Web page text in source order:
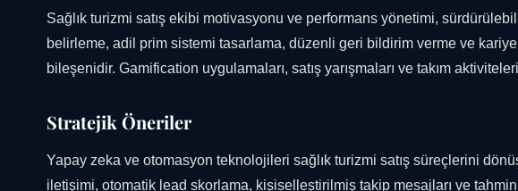
Sağlık turizmi satış ekibi motivasyonu ve performans yönetimi,
belirleme, adil prim sistemi tasarlama, düzenli geri bildirim verme ve
bileşenidir. Gamification uygulamaları, satış yarışmaları ve takım
Stratejik Öneriler
Yapay zeka ve otomasyon teknolojileri sağlık turizmi satış süreçlerini
iletişimi, otomatik lead skorlama, kişiselleştirilmiş takip mesajları ve